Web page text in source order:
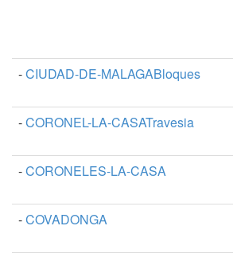
-CIUDAD-DE-MALAGABloques
-CORONEL-LA-CASATravesia
-CORONELES-LA-CASA
-COVADONGA